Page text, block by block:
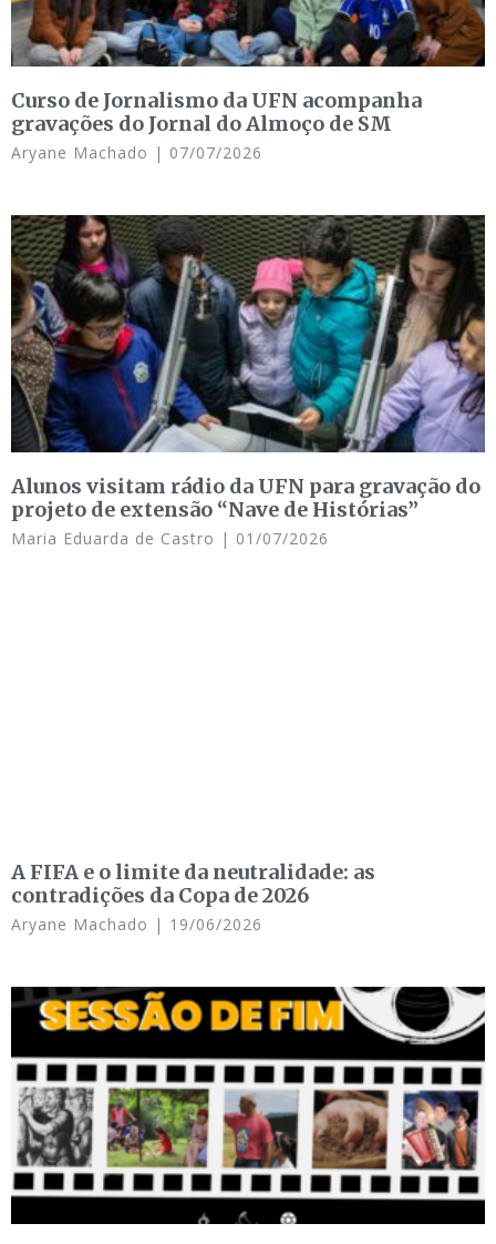
Curso de Jornalismo da UFN acompanha
gravações do Jornal do Almoço de SM
Aryane Machado 07/07/2026
Alunos visitam rádio da UFN para gravação do
projeto de extensão “Nave de Histórias”
Maria Eduarda de Castro 01/07/2026
A FIFA e o limite da neutralidade: as
contradições da Copa de 2026
Aryane Machado 19/06/2026